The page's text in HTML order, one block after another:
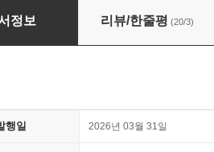
얼굴들
정보 리뷰/한줄평 (20/3)
행일 2026년 03월 31일